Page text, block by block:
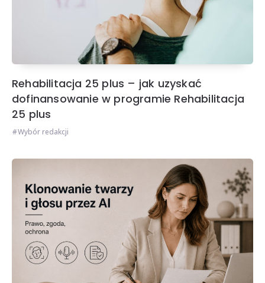
Rehabilitacja 25 plus – jak uzyskać
dofinansowanie w programie Rehabilitacja
25 plus
Wybór redakcji